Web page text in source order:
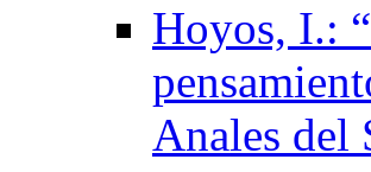
Hoyos, I.:
Anales del